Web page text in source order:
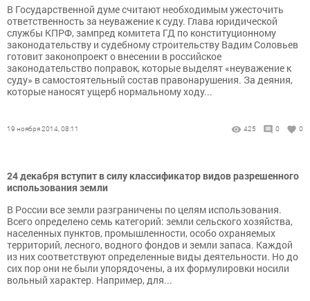
В Государственной думе считают необходимым ужесточить
ответственность за неуважение к суду. Глава юридической
службы КПРФ, зампред комитета ГД по конституционному
законодательству и судебному строительству Вадим Соловьев
готовит законопроект о внесении в российское
законодательство поправок, которые выделят «неуважение к
суду» в самостоятельный состав правонарушения. За деяния,
которые наносят ущерб нормальному ходу...
19 ноября 2014, 08:11 425 0 0
24 декабря вступит в силу классификатор видов разрешенного
использования земли
В России все земли разграничены по целям использования.
Всего определено семь категорий: земли сельского хозяйства,
населенных пунктов, промышленности, особо охраняемых
территорий, лесного, водного фондов и земли запаса. Каждой
из них соответствуют определенные виды деятельности. Но до
сих пор они не были упорядочены, а их формулировки носили
вольный характер. Например, для...